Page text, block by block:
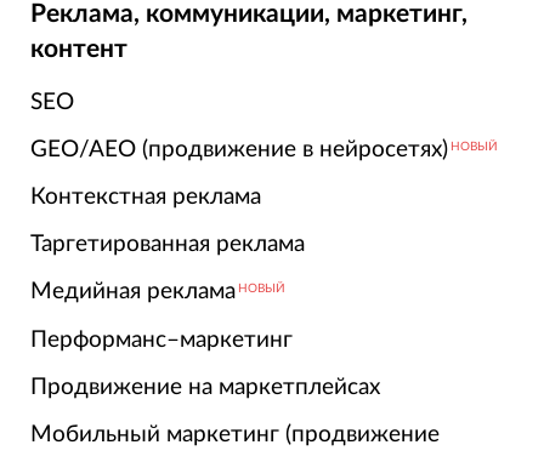
Реклама, коммуникации, маркетинг,
контент
SEO
GEO/AEO (продвижение в нейросетях) НОВЫЙ
Контекстная реклама
Таргетированная реклама
Медийная реклама НОВЫЙ
Перформанс–маркетинг
Продвижение на маркетплейсах
Мобильный маркетинг (продвижение